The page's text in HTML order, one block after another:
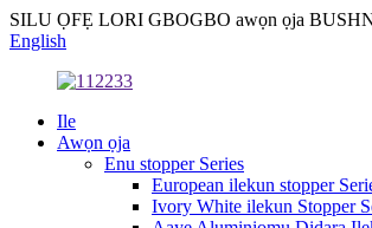
SILU ỌFẸ LORI GBOGBO awọn ọja
English
Ile
Awọn ọja
Enu stopper Series
European ilekun stopper
Ivory White ilekun Stopper